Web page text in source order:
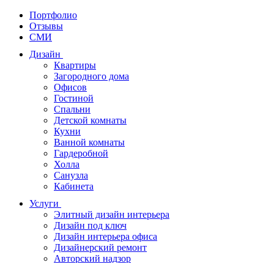
Портфолио
Отзывы
СМИ
Дизайн
Квартиры
Загородного дома
Офисов
Гостиной
Спальни
Детской комнаты
Кухни
Ванной комнаты
Гардеробной
Холла
Санузла
Кабинета
Услуги
Элитный дизайн интерьера
Дизайн под ключ
Дизайн интерьера офиса
Дизайнерский ремонт
Авторский надзор